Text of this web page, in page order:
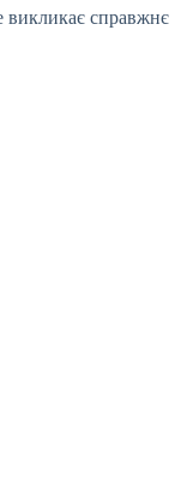
викликає справжнє